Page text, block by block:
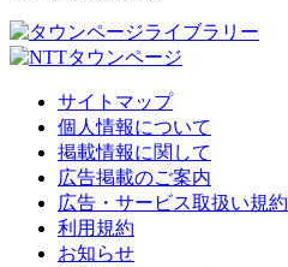
サイトマップ
個人情報について
掲載情報に関して
広告掲載のご案内
広告・サービス取扱い規約
利用規約
お知らせ